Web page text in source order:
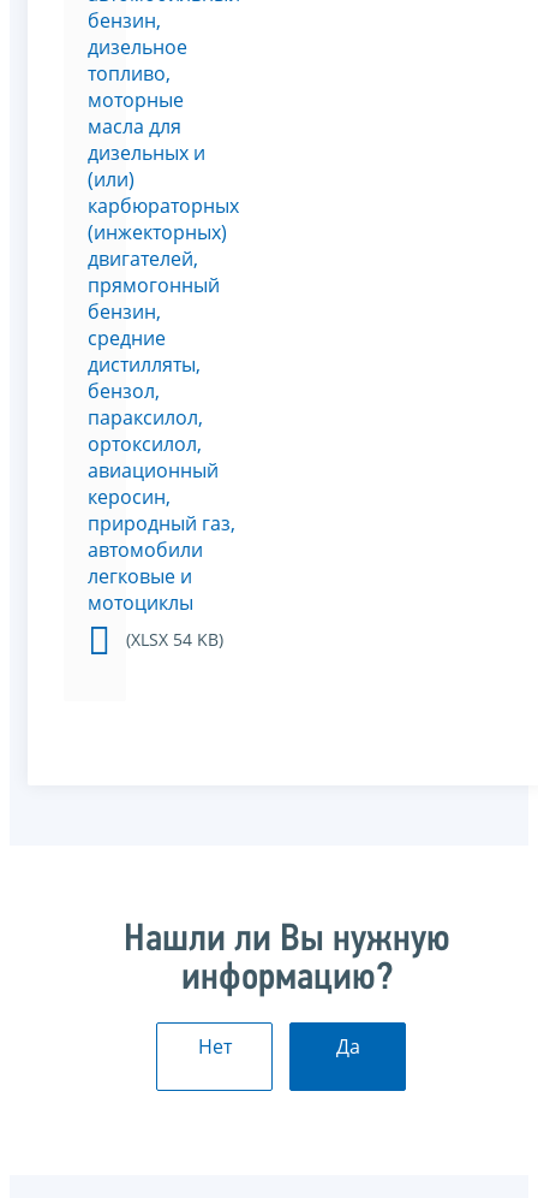
бензин,
дизельное
топливо,
моторные
масла для
дизельных и
(или)
карбюраторных
(инжекторных)
двигателей,
прямогонный
бензин,
средние
дистилляты,
бензол,
параксилол,
ортоксилол,
авиационный
керосин,
природный газ,
автомобили
легковые и
мотоциклы
(XLSX 54 KB)
Нашли ли Вы нужную
информацию?
Нет Да